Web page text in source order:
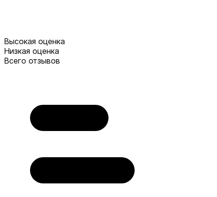
Высокая оценка
Низкая оценка
Всего отзывов